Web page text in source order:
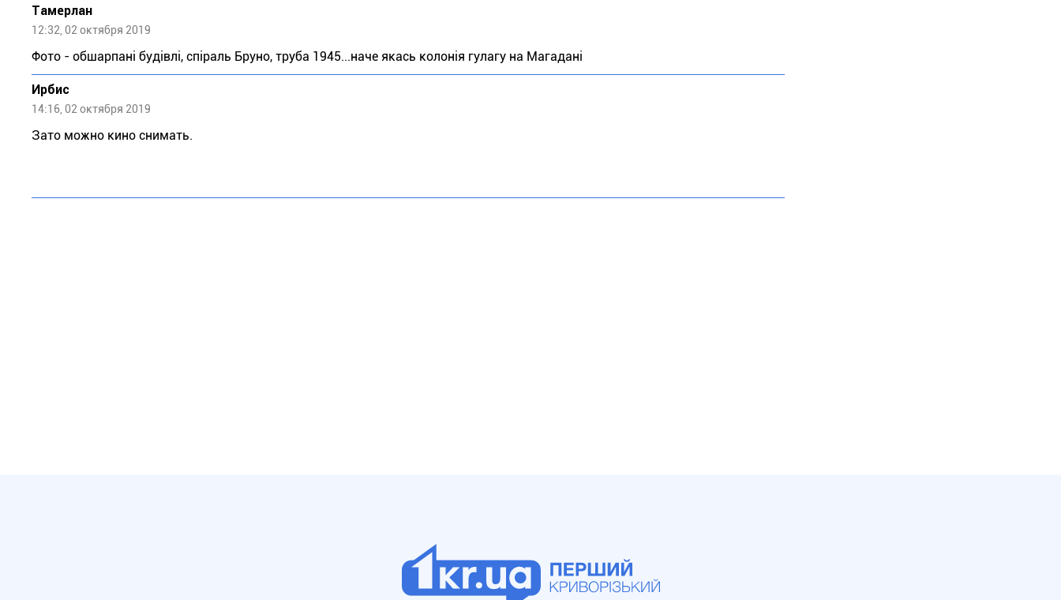
Тaмeрлан
12:32, 02 октября 2019
Фото - обшарпані будівлі, спіраль Бруно, труба 1945...наче якась колонія гулагу на Магадані
Ирбис
14:16, 02 октября 2019
Зато можно кино снимать.